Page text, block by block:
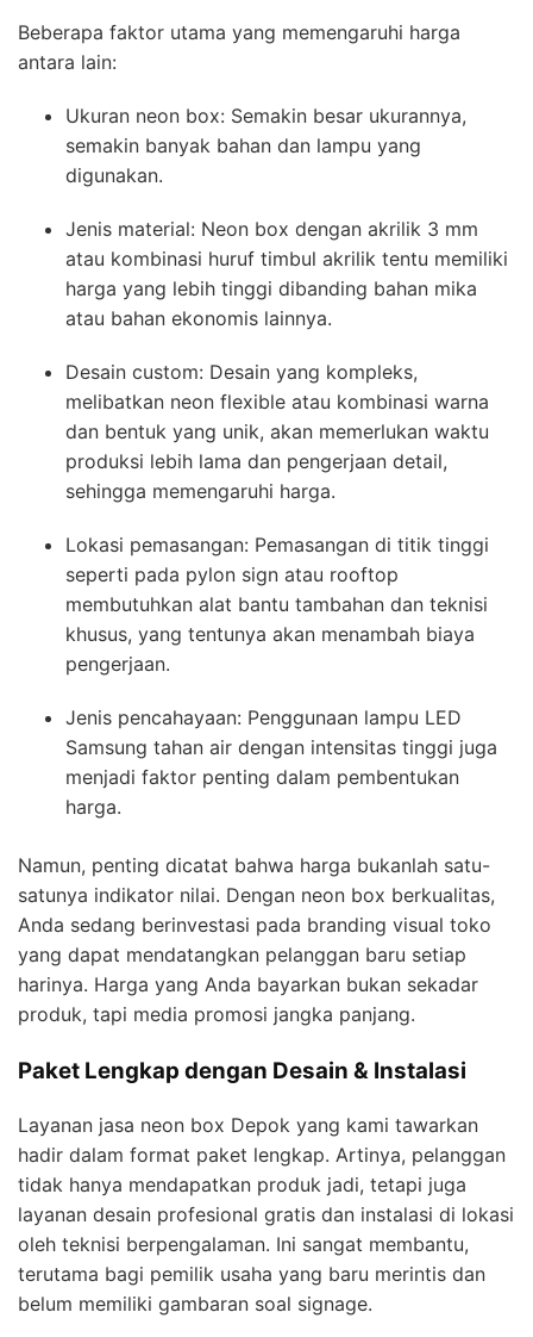
Beberapa faktor utama yang memengaruhi harga
antara lain:
Ukuran neon box: Semakin besar ukurannya,
semakin banyak bahan dan lampu yang
digunakan.
Jenis material: Neon box dengan akrilik 3 mm
atau kombinasi huruf timbul akrilik tentu memiliki
harga yang lebih tinggi dibanding bahan mika
atau bahan ekonomis lainnya.
Desain custom: Desain yang kompleks,
melibatkan neon flexible atau kombinasi warna
dan bentuk yang unik, akan memerlukan waktu
produksi lebih lama dan pengerjaan detail,
sehingga memengaruhi harga.
Lokasi pemasangan: Pemasangan di titik tinggi
seperti pada pylon sign atau rooftop
membutuhkan alat bantu tambahan dan teknisi
khusus, yang tentunya akan menambah biaya
pengerjaan.
Jenis pencahayaan: Penggunaan lampu LED
Samsung tahan air dengan intensitas tinggi juga
menjadi faktor penting dalam pembentukan
harga.
Namun, penting dicatat bahwa harga bukanlah satu-
satunya indikator nilai. Dengan neon box berkualitas,
Anda sedang berinvestasi pada branding visual toko
yang dapat mendatangkan pelanggan baru setiap
harinya. Harga yang Anda bayarkan bukan sekadar
produk, tapi media promosi jangka panjang.
Paket Lengkap dengan Desain & Instalasi
Layanan jasa neon box Depok yang kami tawarkan
hadir dalam format paket lengkap. Artinya, pelanggan
tidak hanya mendapatkan produk jadi, tetapi juga
layanan desain profesional gratis dan instalasi di lokasi
oleh teknisi berpengalaman. Ini sangat membantu,
terutama bagi pemilik usaha yang baru merintis dan
belum memiliki gambaran soal signage.